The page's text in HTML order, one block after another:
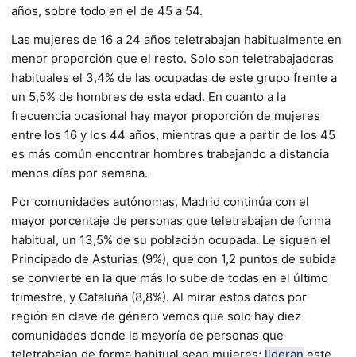
años, sobre todo en el de 45 a 54.
Las mujeres de 16 a 24 años teletrabajan habitualmente en
menor proporción que el resto. Solo son teletrabajadoras
habituales el 3,4% de las ocupadas de este grupo frente a
un 5,5% de hombres de esta edad. En cuanto a la
frecuencia ocasional hay mayor proporción de mujeres
entre los 16 y los 44 años, mientras que a partir de los 45
es más común encontrar hombres trabajando a distancia
menos días por semana.
Por comunidades autónomas, Madrid continúa con el
mayor porcentaje de personas que teletrabajan de forma
habitual, un 13,5% de su población ocupada. Le siguen el
Principado de Asturias (9%), que con 1,2 puntos de subida
se convierte en la que más lo sube de todas en el último
trimestre, y Cataluña (8,8%). Al mirar estos datos por
región en clave de género vemos que solo hay diez
comunidades donde la mayoría de personas que